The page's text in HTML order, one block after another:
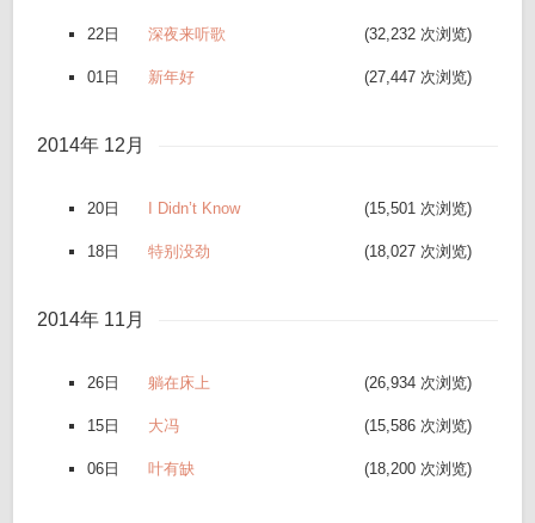
22日 深夜来听歌 (32,232 次浏览)
01日 新年好 (27,447 次浏览)
2014年 12月
20日 I Didn’t Know (15,501 次浏览)
18日 特别没劲 (18,027 次浏览)
2014年 11月
26日 躺在床上 (26,934 次浏览)
15日 大冯 (15,586 次浏览)
06日 叶有缺 (18,200 次浏览)